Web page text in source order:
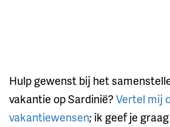
Hulp gewenst bij het
vakantie op Sardinië?Vertel mij
vakantiewensen; ik geef je